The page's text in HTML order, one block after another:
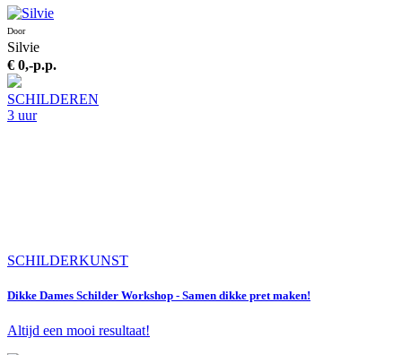
Door
Silvie
€ 0,-p.p.
SCHILDEREN
3 uur
SCHILDERKUNST
Dikke Dames Schilder Workshop - Samen dikke pret maken!
Altijd een mooi resultaat!